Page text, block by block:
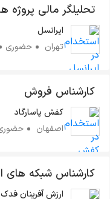
تحلیلگر مالی پروژه
ایرانسل
تهران
حضوری
کارشناس فروش
کفش پاسارگاد
اصفهان
کارشناس شبکه های
ارزش آفرینان فدک